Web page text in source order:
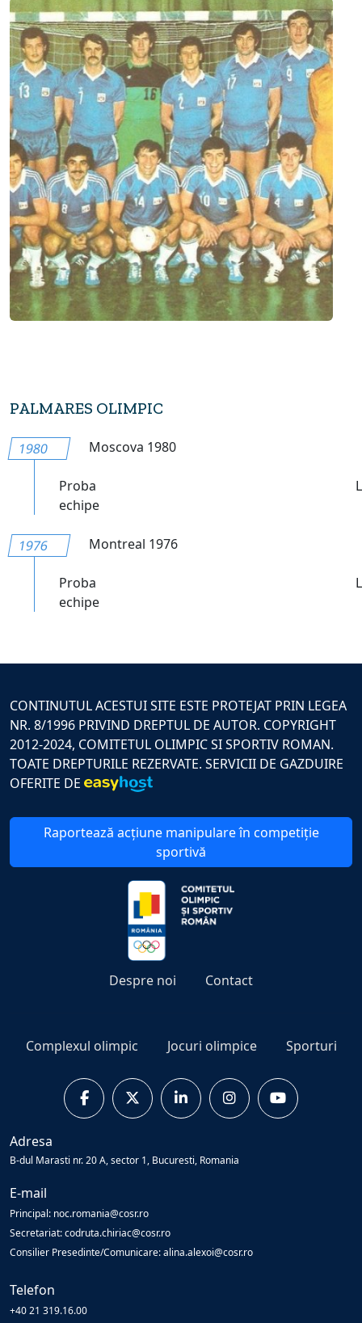
PALMARES OLIMPIC
1980 Moscova 1980
Proba
echipe
1976 Montreal 1976
Proba
echipe
CONTINUTUL ACESTUI SITE ESTE PROTEJAT PRIN LEGEA
NR. 8/1996 PRIVIND DREPTUL DE AUTOR. COPYRIGHT
2012-2024, COMITETUL OLIMPIC SI SPORTIV ROMAN.
TOATE DREPTURILE REZERVATE. SERVICII DE GAZDUIRE
OFERITE DE
Raportează acțiune manipulare în competiție
sportivă
Despre noi Contact
Complexul olimpic Jocuri olimpice Sporturi
Adresa
B-dul Marasti nr. 20 A, sector 1, Bucuresti, Romania
E-mail
Principal: noc.romania@cosr.ro
Secretariat: codruta.chiriac@cosr.ro
Consilier Presedinte/Comunicare: alina.alexoi@cosr.ro
Telefon
+40 21 319.16.00